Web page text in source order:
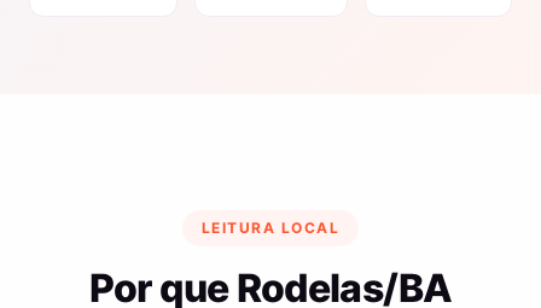
LEITURA LOCAL
Por que Rodelas/BA